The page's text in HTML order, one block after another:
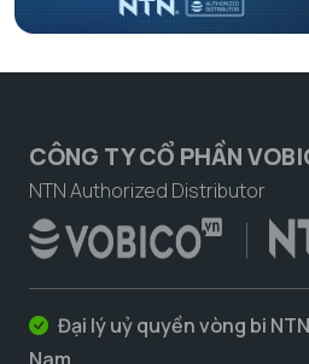
CÔNG TY CỔ PHẦN
NTN Authorized Distributor
Đại lý uỷ quyền vòng bi